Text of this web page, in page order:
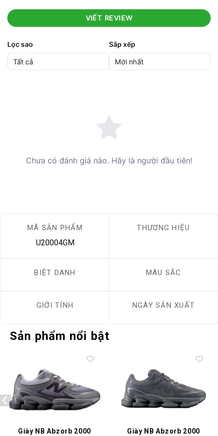
VIẾT REVIEW
Lọc sao Sắp xếp
Chưa có đánh giá nào. Hãy là người đầu tiên!
MÃ SẢN PHẨM
U20004GM
THƯƠNG HIỆU
BIỆT DANH MÀU SẮC
GIỚI TÍNH NGÀY SẢN XUẤT
Sản phẩm nổi bật
Add to
wishlist
Giày NB Abzorb 2000
Add to
wishlist
Giày NB Abzorb 2000